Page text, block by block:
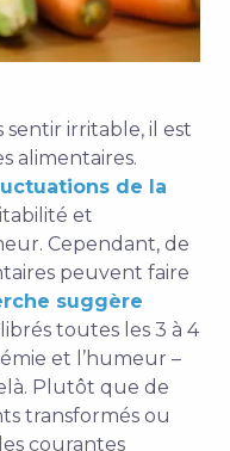
sentir irritable, il est
alimentaires.
de la
et
Cependant, de
peuvent faire
suggère
toutes les 3 à 4
et l’humeur –
Plutôt que de
transformés ou
courantes